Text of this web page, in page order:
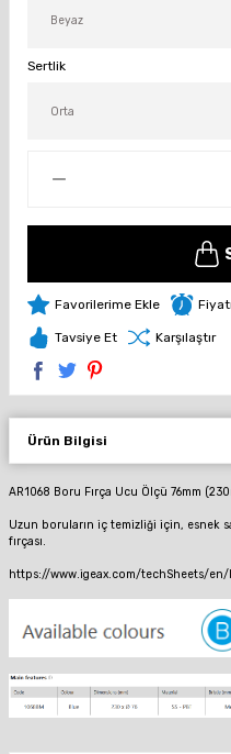
Sertlik
Tavsiye Et Karşılaştır
Ürün Bilgisi
AR1068 Boru Fırça Ucu Ölçü 76mm
Uzun boruların iç temizliği için, esnek
fırçası.
https://www.igeax.com/techSheets/en/